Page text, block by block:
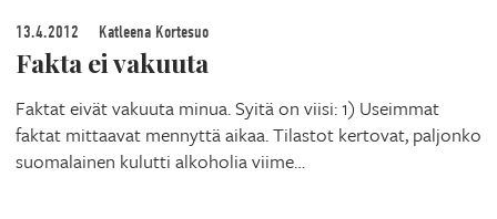
13.4.2012 Katleena Kortesuo
Fakta ei vakuuta
Faktat eivät vakuuta minua. Syitä on viisi: 1) Useimmat
faktat mittaavat mennyttä aikaa. Tilastot kertovat, paljonko
suomalainen kulutti alkoholia viime…